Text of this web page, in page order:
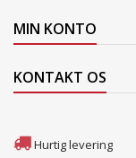
MIN KONTO
KONTAKT OS
Hurtig levering